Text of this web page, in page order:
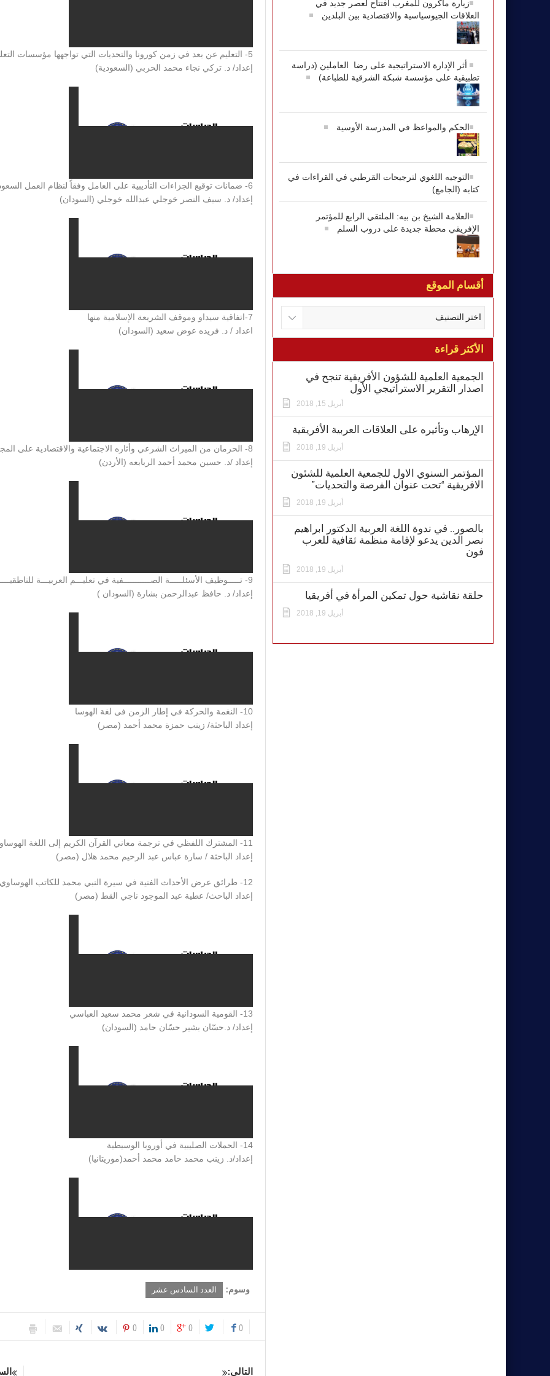
5- التعليم عن بعد في زمن كورونا والتحديات التي تواجهها مؤسسات التعليم العالي في المملكة العربية السعودية
إعداد/ د. تركي نجاء محمد الحربي (السعودية)
6- ضمانات توقيع الجزاءات التأديبية على العامل وفقاً لنظام العمل السعودي المعدل
إعداد/ د. سيف النصر خوجلي عبدالله خوجلي (السودان)
7-اتفاقية سيداو وموقف الشريعة الإسلامية منها
اعداد / د. فريده عوض سعيد (السودان)
8- الحرمان من الميراث الشرعي وأثاره الاجتماعية والاقتصادية على المجتمع
إعداد /د. حسين محمد أحمد الربابعه (الأردن)
9- تـــــوظيف الأسئلـــــة الصـــــــــــفية في تعليـــم العربيـــة للناطقيــــن بلغــات أخـــــرى
إعداد/ د. حافظ عبدالرحمن بشارة (السودان )
10- النغمة والحركة في إطار الزمن فى لغة الهوسا
إعداد الباحثة/ زينب حمزة محمد أحمد (مصر)
11- المشترك اللفظي في ترجمة معاني القرآن الكريم إلى اللغة الهوساوية
إعداد الباحثة / سارة عباس عبد الرحيم محمد هلال (مصر)
12- طرائق عرض الأحداث الفنية في سيرة النبي محمد للكاتب الهوساوي أبي بكر إمام
إعداد الباحث/ عطية عبد الموجود ناجي القط (مصر)
13- القومية السودانية في شعر محمد سعيد العباسي
إعداد/ د.حسّان بشير حسّان حامد (السودان)
14- الحملات الصليبية في أوروبا الوسيطية
إعداد/د. زينب محمد حامد محمد أحمد(موريتانيا)
وسوم: العدد السادس عشر
0
0
0
0
التالى:
زيارة ماكرون للمغرب افتتاح لعصر جديد في
العلاقات الجيوسياسية والاقتصادية بين البلدين
أثر الإدارة الاستراتيجية على رضا العاملين (دراسة
تطبيقية على مؤسسة شبكة الشرقية للطباعة)
الحكم والمواعظ في المدرسة الأوسية
التوجيه اللغوي لترجيحات القرطبي في القراءات في
كتابه (الجامع)
العلامة الشيخ بن بيه: الملتقي الرابع للمؤتمر
الإفريقي محطة جديدة على دروب السلم
أقسام الموقع
الأكثر قراءة
الجمعية العلمية للشؤون الأفريقية تنجح في
اصدار التقرير الاستراتيجي الأول
أبريل 15, 2018
الاٍرهاب وتأثيره على العلاقات العربية الأفريقية
أبريل 19, 2018
المؤتمر السنوي الاول للجمعية العلمية للشئون
الافريقية “تحت عنوان الفرصة والتحديات”
أبريل 19, 2018
بالصور.. في ندوة اللغة العربية الدكتور ابراهيم
نصر الدين يدعو لإقامة منظمة ثقافية للعرب
فون
أبريل 19, 2018
حلقة نقاشية حول تمكين المرأة في أفريقيا
أبريل 19, 2018